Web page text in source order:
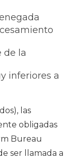
de la
inferiores a
las
obligadas
Bureau
ser llamada a